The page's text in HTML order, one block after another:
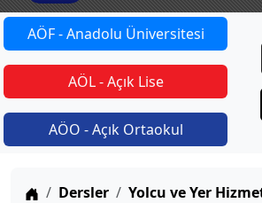
AÖF - Anadolu Üniversitesi
AÖL - Açık Lise
AÖO - Açık Ortaokul
Anasayfa
Dersler
Yolcu ve Yer